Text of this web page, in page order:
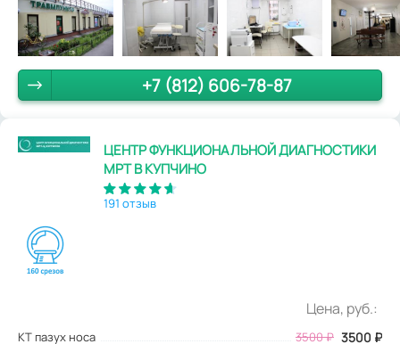
+7 (812) 606-78-87
ЦЕНТР ФУНКЦИОНАЛЬНОЙ ДИАГНОСТИКИ
МРТ В КУПЧИНО
191 отзыв
Цена, руб.:
КТ пазух носа 3500₽ 3500 ₽